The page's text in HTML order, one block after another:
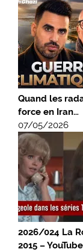
Quand les
force en Iran…
07/05/2026
2026/024 La
2015 – YouTube